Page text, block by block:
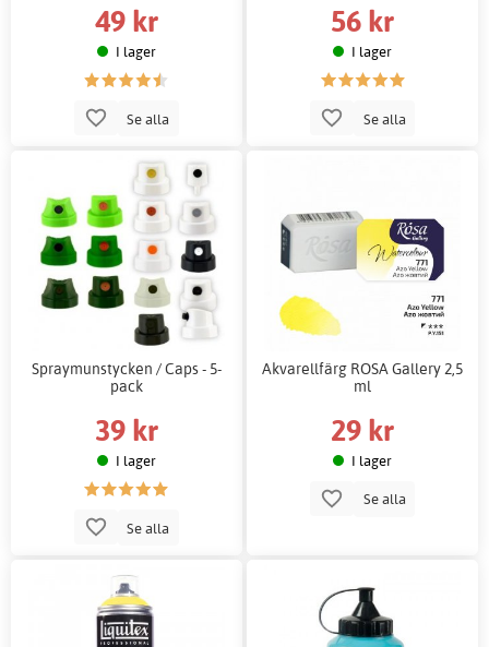
49 kr
I lager
Se alla
56 kr
I lager
Se alla
Spraymunstycken / Caps - 5-
pack
39 kr
I lager
Se alla
Akvarellfärg ROSA Gallery 2,5
ml
29 kr
I lager
Se alla